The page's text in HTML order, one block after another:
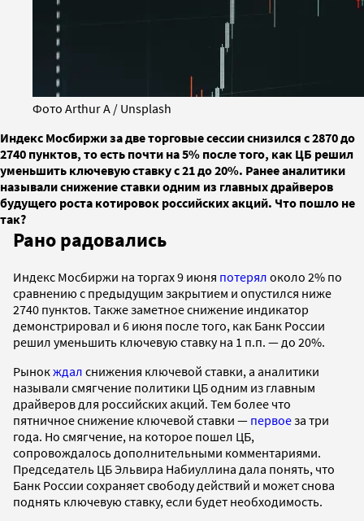
Фото Arthur A / Unsplash
Индекс Мосбиржи за две торговые сессии снизился с 2870 до
2740 пунктов, то есть почти на 5% после того, как ЦБ решил
уменьшить ключевую ставку с 21 до 20%. Ранее аналитики
называли снижение ставки одним из главных драйверов
будущего роста котировок российских акций. Что пошло не
так?
Рано радовались
Индекс Мосбиржи на торгах 9 июня потерял около 2% по
сравнению с предыдущим закрытием и опустился ниже
2740 пунктов. Также заметное снижение индикатор
демонстрировал и 6 июня после того, как Банк России
решил уменьшить ключевую ставку на 1 п.п. — до 20%.
Рынокждал снижения ключевой ставки, а аналитики
называли смягчение политики ЦБ одним из главным
драйверов для российских акций. Тем более что
пятничное снижение ключевой ставки — первоеза три
года. Но смягчение, на которое пошел ЦБ,
сопровождалось дополнительными комментариями.
Председатель ЦБ Эльвира Набиуллина дала понять, что
Банк России сохраняет свободу действий и может снова
поднять ключевую ставку, если будет необходимость.